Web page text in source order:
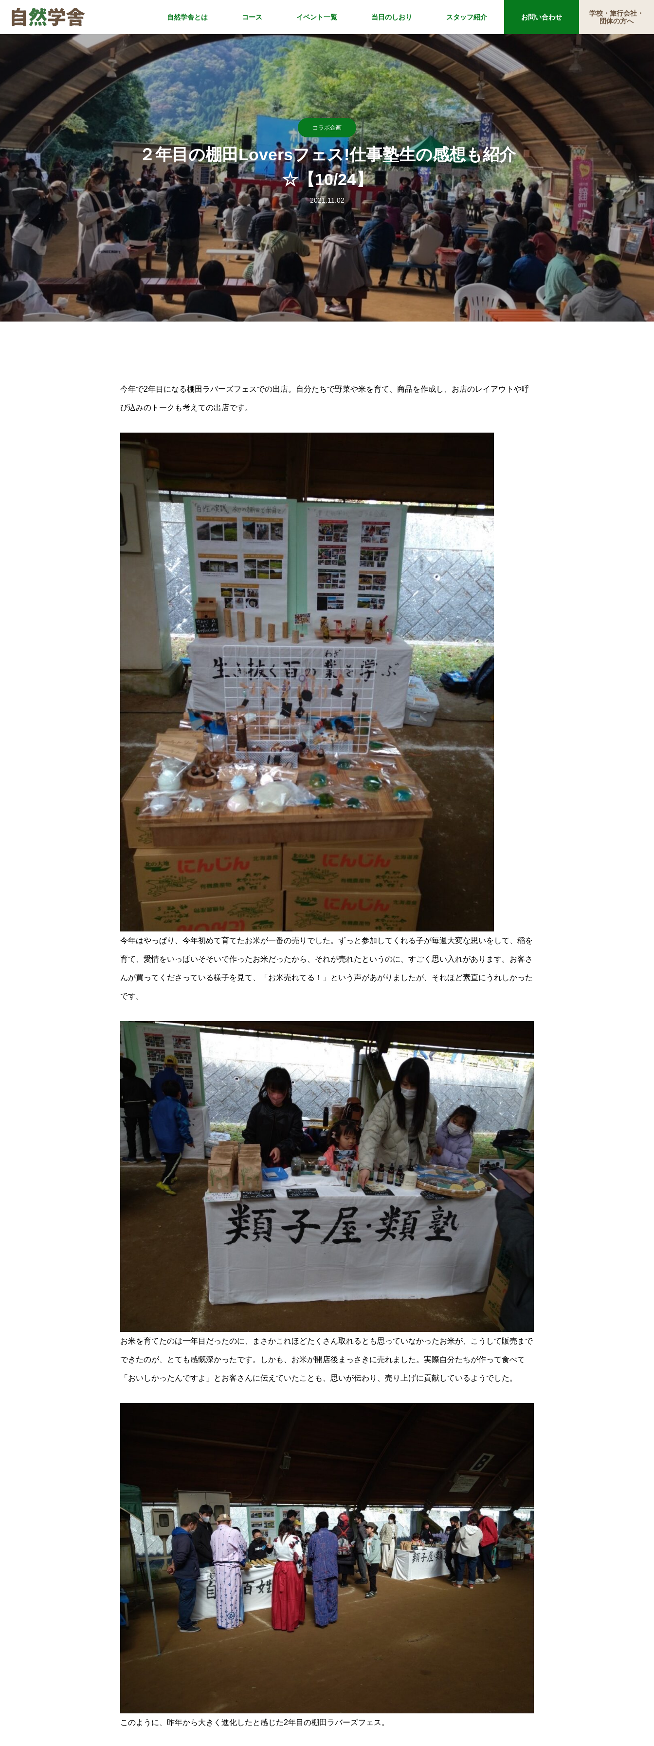
自然学舎とは コース イベント一覧 当日のしおり スタッフ紹介 お問い合わせ
学校・旅行会社・
団体の方へ
コラボ企画
２年目の棚田Loversフェス!仕事塾生の感想も紹介
☆【10/24】
2021.11.02
今年で2年目になる棚田ラバーズフェスでの出店。自分たちで野菜や米を育て、商品を作成し、お店のレイアウトや呼
び込みのトークも考えての出店です。
今年はやっぱり、今年初めて育てたお米が一番の売りでした。ずっと参加してくれる子が毎週大変な思いをして、稲を
育て、愛情をいっぱいそそいで作ったお米だったから、それが売れたというのに、すごく思い入れがあります。お客さ
んが買ってくださっている様子を見て、「お米売れてる！」という声があがりましたが、それほど素直にうれしかった
です。
お米を育てたのは一年目だったのに、まさかこれほどたくさん取れるとも思っていなかったお米が、こうして販売まで
できたのが、とても感慨深かったです。しかも、お米が開店後まっさきに売れました。実際自分たちが作って食べて
「おいしかったんですよ」とお客さんに伝えていたことも、思いが伝わり、売り上げに貢献しているようでした。
このように、昨年から大きく進化したと感じた2年目の棚田ラバーズフェス。